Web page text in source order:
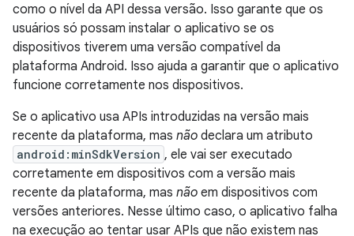
como o nível da API dessa versão. Isso garante que os
usuários só possam instalar o aplicativo se os
dispositivos tiverem uma versão compatível da
plataforma Android. Isso ajuda a garantir que o aplicativo
funcione corretamente nos dispositivos.
Se o aplicativo usa APIs introduzidas na versão mais
recente da plataforma, mas não declara um atributo
android:minSdkVersion , ele vai ser executado
corretamente em dispositivos com a versão mais
recente da plataforma, mas não em dispositivos com
versões anteriores. Nesse último caso, o aplicativo falha
na execução ao tentar usar APIs que não existem nas